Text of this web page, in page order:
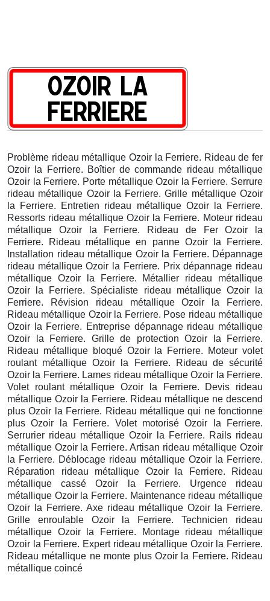
Problème rideau métallique Ozoir la Ferriere. Rideau de fer
Ozoir la Ferriere. Boîtier de commande rideau métallique
Ozoir la Ferriere. Porte métallique Ozoir la Ferriere. Serrure
rideau métallique Ozoir la Ferriere. Grille métallique Ozoir
la Ferriere. Entretien rideau métallique Ozoir la Ferriere.
Ressorts rideau métallique Ozoir la Ferriere. Moteur rideau
métallique Ozoir la Ferriere. Rideau de Fer Ozoir la
Ferriere. Rideau métallique en panne Ozoir la Ferriere.
Installation rideau métallique Ozoir la Ferriere. Dépannage
rideau métallique Ozoir la Ferriere. Prix dépannage rideau
métallique Ozoir la Ferriere. Métallier rideau métallique
Ozoir la Ferriere. Spécialiste rideau métallique Ozoir la
Ferriere. Révision rideau métallique Ozoir la Ferriere.
Rideau métallique Ozoir la Ferriere. Pose rideau métallique
Ozoir la Ferriere. Entreprise dépannage rideau métallique
Ozoir la Ferriere. Grille de protection Ozoir la Ferriere.
Rideau métallique bloqué Ozoir la Ferriere. Moteur volet
roulant métallique Ozoir la Ferriere. Rideau de sécurité
Ozoir la Ferriere. Lames rideau métallique Ozoir la Ferriere.
Volet roulant métallique Ozoir la Ferriere. Devis rideau
métallique Ozoir la Ferriere. Rideau métallique ne descend
plus Ozoir la Ferriere. Rideau métallique qui ne fonctionne
plus Ozoir la Ferriere. Volet motorisé Ozoir la Ferriere.
Serrurier rideau métallique Ozoir la Ferriere. Rails rideau
métallique Ozoir la Ferriere. Artisan rideau métallique Ozoir
la Ferriere. Déblocage rideau métallique Ozoir la Ferriere.
Réparation rideau métallique Ozoir la Ferriere. Rideau
métallique cassé Ozoir la Ferriere. Urgence rideau
métallique Ozoir la Ferriere. Maintenance rideau métallique
Ozoir la Ferriere. Axe rideau métallique Ozoir la Ferriere.
Grille enroulable Ozoir la Ferriere. Technicien rideau
métallique Ozoir la Ferriere. Montage rideau métallique
Ozoir la Ferriere. Expert rideau métallique Ozoir la Ferriere.
Rideau métallique ne monte plus Ozoir la Ferriere. Rideau
métallique coincé